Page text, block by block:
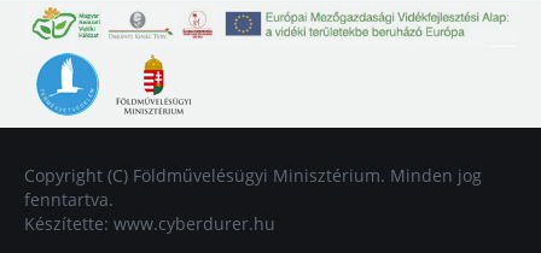
Copyright (C) Földművelésügyi Minisztérium. Minden jog
fenntartva.
Készítette: www.cyberdurer.hu